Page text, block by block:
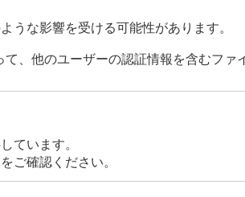
うな影響を受ける可能性があります。
て、他のユーザーの認証情報を含むフ
ています。
ご確認ください。